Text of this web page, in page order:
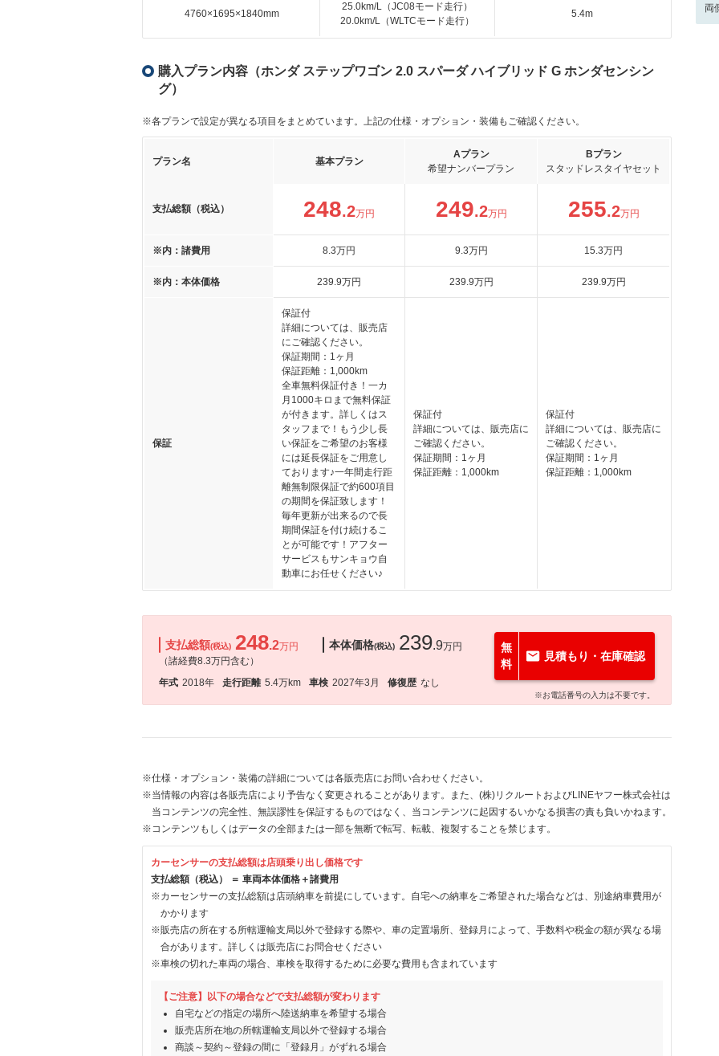
4760×1695×1840mm
25.0km/L（JC08モード走行）
20.0km/L（WLTCモード走行）
5.4m
購入プラン内容（ホンダ ステップワゴン 2.0 スパーダ ハイブリッド G ホンダセンシン
グ）
※各プランで設定が異なる項目をまとめています。上記の仕様・オプション・装備もご確認ください。
プラン名 基本プラン
Aプラン
希望ナンバープラン
Bプラン
スタッドレスタイヤセット
支払総額（税込） 248.2万円 249.2万円 255.2万円
※内：諸費用 8.3万円 9.3万円 15.3万円
※内：本体価格 239.9万円 239.9万円 239.9万円
保証
保証付
詳細については、販売店
にご確認ください。
保証期間：1ヶ月
保証距離：1,000km
全車無料保証付き！一カ
月1000キロまで無料保証
が付きます。詳しくはス
タッフまで！もう少し長
い保証をご希望のお客様
には延長保証をご用意し
ております♪一年間走行距
離無制限保証で約600項目
の期間を保証致します！
毎年更新が出来るので長
期間保証を付け続けるこ
とが可能です！アフター
サービスもサンキョウ自
動車にお任せください♪
保証付
詳細については、販売店に
ご確認ください。
保証期間：1ヶ月
保証距離：1,000km
保証付
詳細については、販売店に
ご確認ください。
保証期間：1ヶ月
保証距離：1,000km
支払総額(税込) 248.2万円
（諸経費8.3万円含む）
本体価格(税込) 239.9万円
年式 2018年 走行距離 5.4万km 車検 2027年3月 修復歴 なし
無
料
見積もり・在庫確認
※お電話番号の入力は不要です。
※仕様・オプション・装備の詳細については各販売店にお問い合わせください。
※当情報の内容は各販売店により予告なく変更されることがあります。また、(株)リクルートおよびLINEヤフー株式会社は
当コンテンツの完全性、無誤謬性を保証するものではなく、当コンテンツに起因するいかなる損害の責も負いかねます。
※コンテンツもしくはデータの全部または一部を無断で転写、転載、複製することを禁じます。
カーセンサーの支払総額は店頭乗り出し価格です
支払総額（税込） ＝ 車両本体価格＋諸費用
※カーセンサーの支払総額は店頭納車を前提にしています。自宅への納車をご希望された場合などは、別途納車費用が
かかります
※販売店の所在する所轄運輸支局以外で登録する際や、車の定置場所、登録月によって、手数料や税金の額が異なる場
合があります。詳しくは販売店にお問合せください
※車検の切れた車両の場合、車検を取得するために必要な費用も含まれています
【ご注意】以下の場合などで支払総額が変わります
自宅などの指定の場所へ陸送納車を希望する場合
販売店所在地の所轄運輸支局以外で登録する場合
商談～契約～登録の間に「登録月」がずれる場合
両